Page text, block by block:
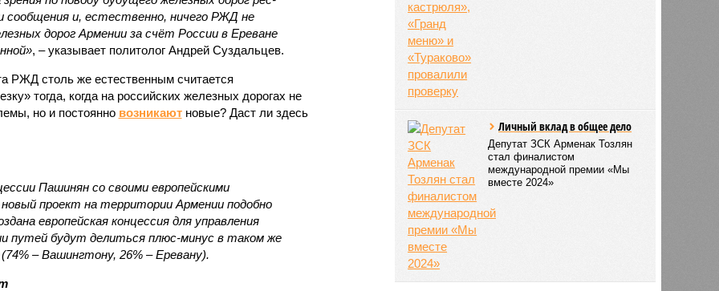
сообщения и, естественно, ничего РЖД не
дорог Армении за счёт России в Ереване
, – указывает политолог Андрей Суздальцев.
РЖД столь же естественным считается
тогда, когда на российских железных дорогах не
но и постоянно возникаютновые? Даст ли здесь
Пашинян со своими европейскими
проект на территории Армении подобно
европейская концессия для управления
путей будут делиться плюс-минус в таком же
– Вашингтону, 26% – Еревану).
Личный вклад в общее дело
Депутат ЗСК Арменак Тозлян
стал финалистом
международной премии «Мы
вместе 2024»